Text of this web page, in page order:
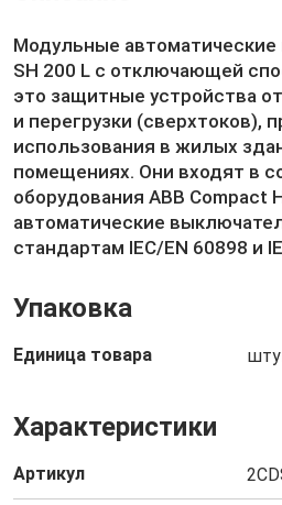
Модульные
SH 200 L с отключающей
это защитные устройства
и перегрузки (сверхтоков),
использования в жилых
помещениях. Они входят в
оборудования ABB Compact
автоматические
стандартам IEC/EN 60898 и
Упаковка
Единица товара
Характеристики
Артикул